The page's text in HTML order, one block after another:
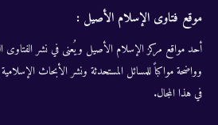
موقع فتاوى الإسلام الأصيل :
أحد مواقع مركز الإسلام الأصيل ويُعنى في نشر الفتاوى
وواضحة مواكباً للمسائل المستحدثة ونشر الأبحاث
في هذا المجال.